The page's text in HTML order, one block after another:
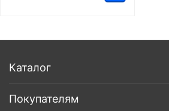
Каталог
Покупателям